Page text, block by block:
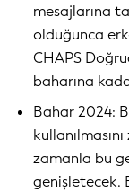
mesajlarına
olduğunca
CHAPS
baharına
Bahar 2024:
zamanla bu
genişletecek.